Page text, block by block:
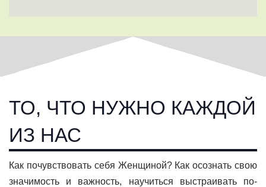
ТО, ЧТО НУЖНО КАЖДОЙ
ИЗ НАС
Как почувствовать себя Женщиной? Как осознать свою
значимость и важность, научиться выстраивать по-